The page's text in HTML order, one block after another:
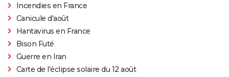
Incendies en France
Canicule d'août
Hantavirus en France
Bison Futé
Guerre en Iran
Carte de l'éclipse solaire du 12 août